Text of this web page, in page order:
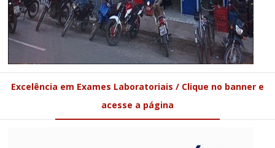
Excelência em Exames Laboratoriais / Clique no banner e
acesse a página